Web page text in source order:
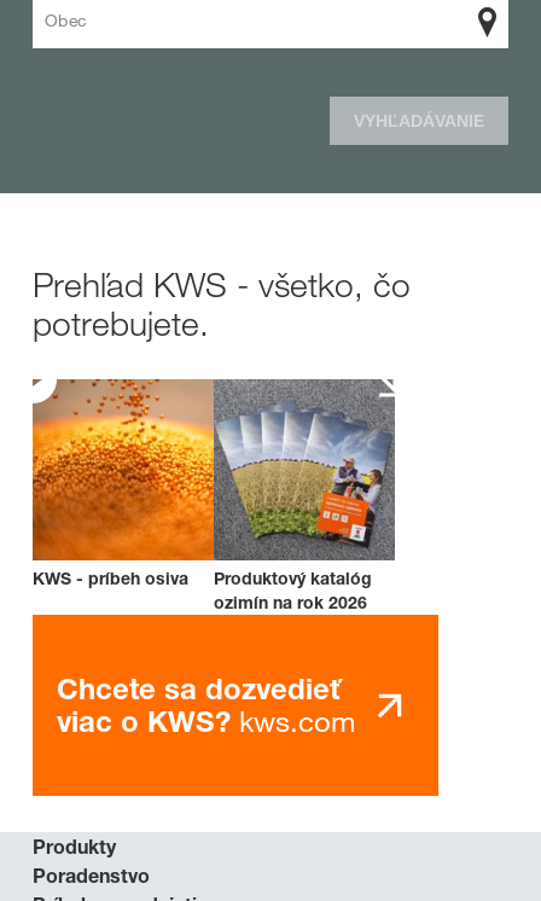
Obec
VYHĽADÁVANIE
Prehľad KWS - všetko, čo
potrebujete.
KWS - príbeh osiva
Produktový katalóg
ozimín na rok 2026
Chcete sa dozvedieť
viac o KWS? kws.com
Produkty
Poradenstvo